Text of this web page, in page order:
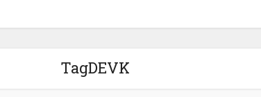
TagDEVK